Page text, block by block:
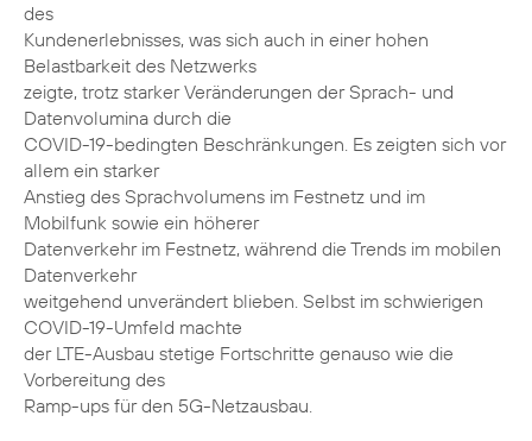
des
Kundenerlebnisses, was sich auch in einer hohen
Belastbarkeit des Netzwerks
zeigte, trotz starker Veränderungen der Sprach- und
Datenvolumina durch die
COVID-19-bedingten Beschränkungen. Es zeigten sich vor
allem ein starker
Anstieg des Sprachvolumens im Festnetz und im
Mobilfunk sowie ein höherer
Datenverkehr im Festnetz, während die Trends im mobilen
Datenverkehr
weitgehend unverändert blieben. Selbst im schwierigen
COVID-19-Umfeld machte
der LTE-Ausbau stetige Fortschritte genauso wie die
Vorbereitung des
Ramp-ups für den 5G-Netzausbau.